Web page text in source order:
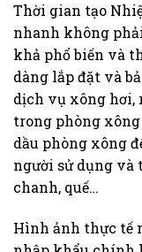
Thời gian tạo
nhanh không
khả phổ biến và
dàng lắp đặt và
dịch vụ xông hơi,
trong phòng
dầu phòng xông
người sử dụng và
chanh, quế…
Hình ảnh thực tế